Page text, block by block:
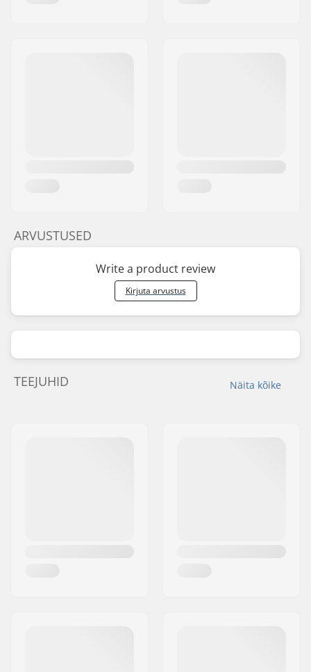
ARVUSTUSED
Write a product review
Kirjuta arvustus
Näita kõike
TEEJUHID